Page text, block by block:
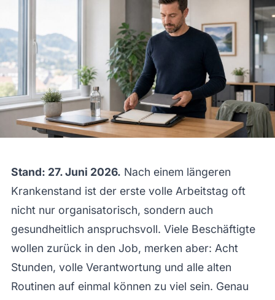
Stand: 27. Juni 2026. Nach einem längeren
Krankenstand ist der erste volle Arbeitstag oft
nicht nur organisatorisch, sondern auch
gesundheitlich anspruchsvoll. Viele Beschäftigte
wollen zurück in den Job, merken aber: Acht
Stunden, volle Verantwortung und alle alten
Routinen auf einmal können zu viel sein. Genau